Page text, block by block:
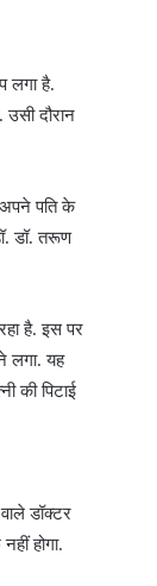
लगा है.
दौरान
अपने पति के
डॉ. तरूण
है. इस पर
लगा. यह
की पिटाई
डॉक्टर
होगा.